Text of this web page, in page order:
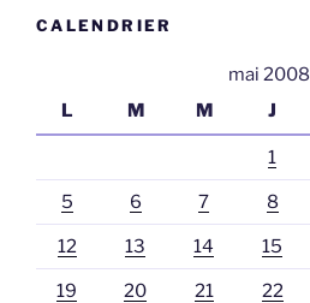
CALENDRIER
mai 2008
L
M M J
1
5 6 7 8
12 13 14 15
19 20 21 22